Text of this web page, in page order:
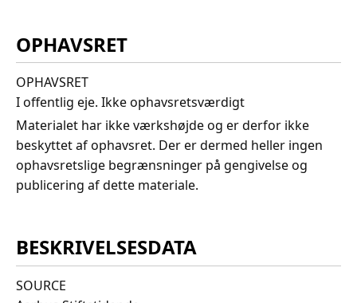
OPHAVSRET
OPHAVSRET
I offentlig eje. Ikke ophavsretsværdigt
Materialet har ikke værkshøjde og er derfor ikke
beskyttet af ophavsret. Der er dermed heller ingen
ophavsretslige begrænsninger på gengivelse og
publicering af dette materiale.
BESKRIVELSESDATA
SOURCE